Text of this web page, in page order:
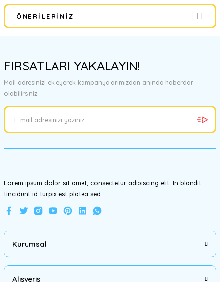
Yorum Yaz
ÖNERILERINIZ
tarafımıza iletebilirsiniz.
Görüş ve önerileriniz için teşekkür ederiz.
Ürün resmi kalitesiz, bozuk veya görüntülenemiyor.
Ürün bilgilerinde hatalar bulunuyor.
FIRSATLARI YAKALAYIN!
Mail adresinizi ekleyerek kampanyalarımızdan anında haberdar
olabilirsiniz.
Lorem ipsum dolor sit amet, consectetur adipiscing elit. In blandit
tincidunt id turpis est platea sed.
Kurumsal
Alışveriş